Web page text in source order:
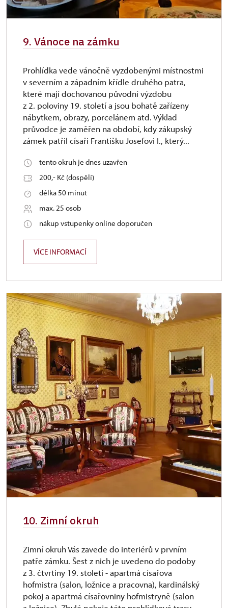
9. Vánoce na zámku
Prohlídka vede vánočně vyzdobenými místnostmi
v severním a západním křídle druhého patra,
které mají dochovanou původní výzdobu
z 2. poloviny 19. století a jsou bohatě zařízeny
nábytkem, obrazy, porcelánem atd. Výklad
průvodce je zaměřen na období, kdy zákupský
zámek patřil císaři Františku Josefovi I., který...
tento okruh je dnes uzavřen
200,- Kč (dospělí)
délka 50 minut
max. 25 osob
nákup vstupenky online doporučen
VÍCE INFORMACÍ
10. Zimní okruh
Zimní okruh Vás zavede do interiérů v prvním
patře zámku. Šest z nich je uvedeno do podoby
z 3. čtvrtiny 19. století - apartmá císařova
hofmistra (salon, ložnice a pracovna), kardinálský
pokoj a apartmá císařovniny hofmistryně (salon